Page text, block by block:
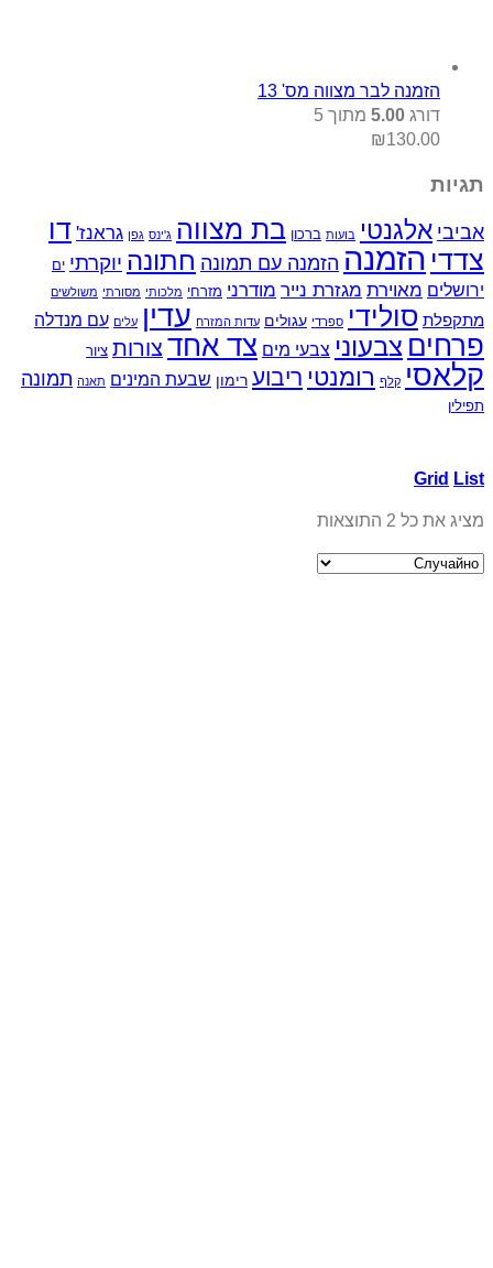
מצווה מס' 13
מתוך 5
בועות ברכון בת מצווה ג'ינס גפן גראנז' דו
הזמנה עם תמונה חתונהיוקרתי ים
מגזרת נייר מודרני מזרחי מלכותי מסורתי משולשים
ספרדי עגולים עדות המזרח עדין עלים עם מנדלה
צבעי מים צד אחד צורות ציור
רומנטי ריבוע רימון שבעת המינים תאנה תמונה